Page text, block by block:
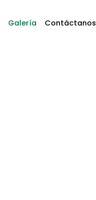
Galería Contáctanos